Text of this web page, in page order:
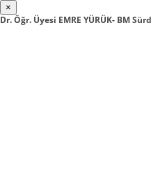
×
Dr. Öğr. Üyesi EMRE YÜRÜK- BM